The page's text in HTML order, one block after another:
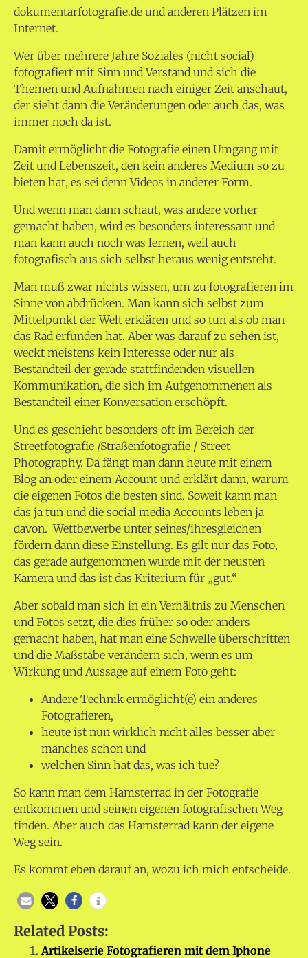
dokumentarfotografie.de und anderen Plätzen im
Internet.
Wer über mehrere Jahre Soziales (nicht social)
fotografiert mit Sinn und Verstand und sich die
Themen und Aufnahmen nach einiger Zeit anschaut,
der sieht dann die Veränderungen oder auch das, was
immer noch da ist.
Damit ermöglicht die Fotografie einen Umgang mit
Zeit und Lebenszeit, den kein anderes Medium so zu
bieten hat, es sei denn Videos in anderer Form.
Und wenn man dann schaut, was andere vorher
gemacht haben, wird es besonders interessant und
man kann auch noch was lernen, weil auch
fotografisch aus sich selbst heraus wenig entsteht.
Man muß zwar nichts wissen, um zu fotografieren im
Sinne von abdrücken. Man kann sich selbst zum
Mittelpunkt der Welt erklären und so tun als ob man
das Rad erfunden hat. Aber was darauf zu sehen ist,
weckt meistens kein Interesse oder nur als
Bestandteil der gerade stattfindenden visuellen
Kommunikation, die sich im Aufgenommenen als
Bestandteil einer Konversation erschöpft.
Und es geschieht besonders oft im Bereich der
Streetfotografie /Straßenfotografie / Street
Photography. Da fängt man dann heute mit einem
Blog an oder einem Account und erklärt dann, warum
die eigenen Fotos die besten sind. Soweit kann man
das ja tun und die social media Accounts leben ja
davon. Wettbewerbe unter seines/ihresgleichen
fördern dann diese Einstellung. Es gilt nur das Foto,
das gerade aufgenommen wurde mit der neusten
Kamera und das ist das Kriterium für „gut.“
Aber sobald man sich in ein Verhältnis zu Menschen
und Fotos setzt, die dies früher so oder anders
gemacht haben, hat man eine Schwelle überschritten
und die Maßstäbe verändern sich, wenn es um
Wirkung und Aussage auf einem Foto geht:
Andere Technik ermöglicht(e) ein anderes
Fotografieren,
heute ist nun wirklich nicht alles besser aber
manches schon und
welchen Sinn hat das, was ich tue?
So kann man dem Hamsterrad in der Fotografie
entkommen und seinen eigenen fotografischen Weg
finden. Aber auch das Hamsterrad kann der eigene
Weg sein.
Es kommt eben darauf an, wozu ich mich entscheide.
Related Posts:
Artikelserie Fotografieren mit dem Iphone